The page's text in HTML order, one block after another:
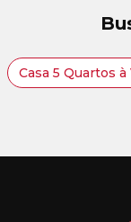
Casa 5 Quartos